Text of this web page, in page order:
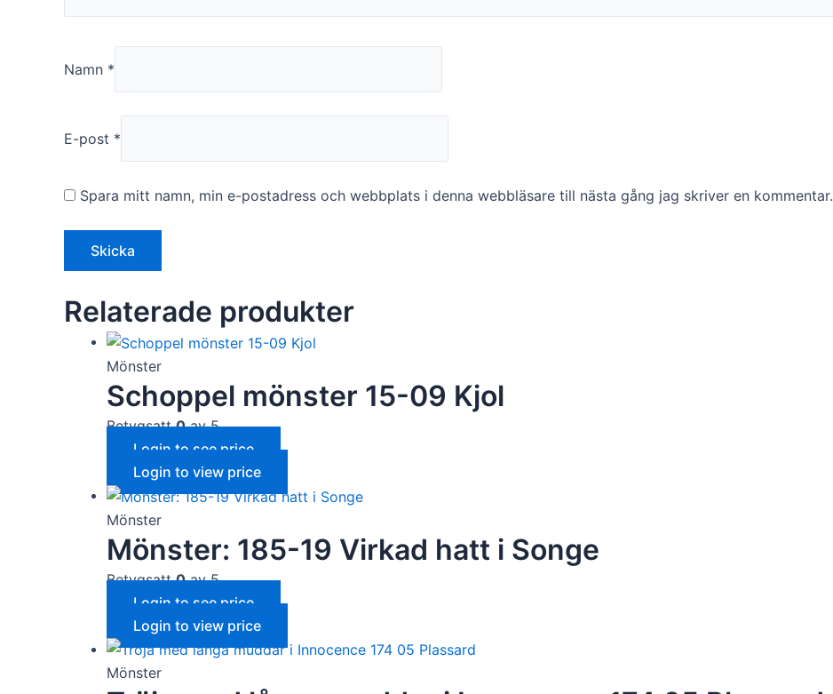
Namn *
E-post *
Spara mitt namn, min e-postadress och webbplats i denna webbläsare till nästa gång jag skriver en kommentar.
Relaterade produkter
Mönster
Schoppel mönster 15-09 Kjol
Betygsatt0av 5
Login to see price
Login to view price
Mönster
Mönster: 185-19 Virkad hatt i Songe
Betygsatt0av 5
Login to see price
Login to view price
Mönster
Marknadsföring
med dig av dina
intressen och ditt
personligt
anpassat innehåll